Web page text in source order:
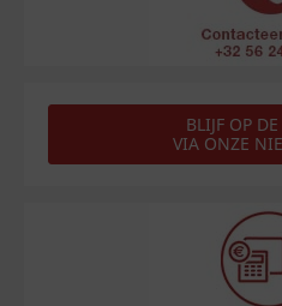
BLIJF OP
VIA ONZE